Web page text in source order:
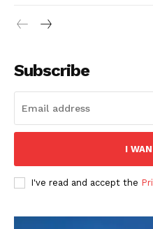
Subscribe
I
I've read and accept the